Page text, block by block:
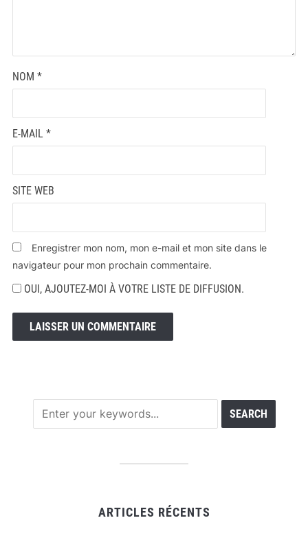
NOM *
E-MAIL *
SITE WEB
Enregistrer mon nom, mon e-mail et mon site dans le
navigateur pour mon prochain commentaire.
OUI, AJOUTEZ-MOI À VOTRE LISTE DE DIFFUSION.
ARTICLES RÉCENTS